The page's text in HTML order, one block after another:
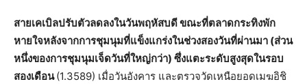
สายเคเบิลปรับตัวลดลงในวันพฤหัสบดี ขณะที่ตลาดกระทิงพัก
หายใจหลังจากการชุมนุมที่แข็งแกร่งในช่วงสองวันที่ผ่านมา (ส่วน
หนึ่งของการชุมนุมเจ็ดวันที่ใหญ่กว่า) ซึ่งแตะระดับสูงสุดในรอบ
สองเดือน(1.3589) เมื่อวันอังคาร และตรวจวัดเหนือยอดเมฆอิชิ